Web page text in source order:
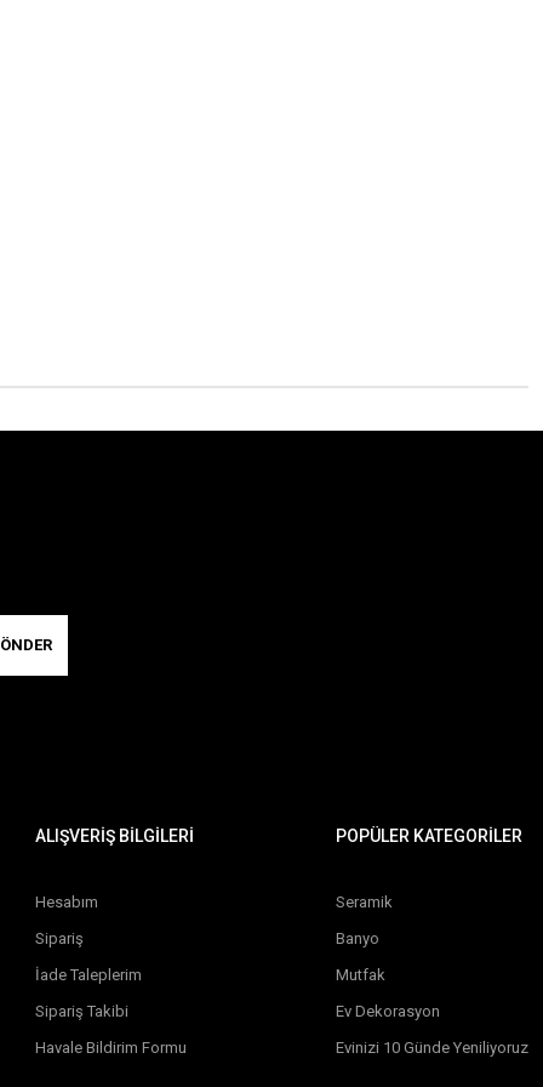
ALIŞVERİŞ BİLGİLERİ
Hesabım
Sipariş
İade Taleplerim
Sipariş Takibi
Havale Bildirim Formu
POPÜLER KATEGORİLER
Seramik
Banyo
Mutfak
Ev Dekorasyon
Evinizi 10 Günde Yeniliyoruz